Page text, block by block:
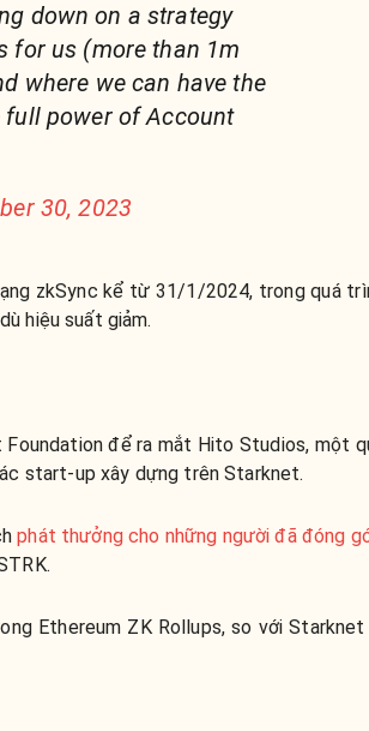
down on a strategy
for us (more than 1m
where we can have the
power of Account
30, 2023
zkSync kể từ 31/1/2024, trong quá
hiệu suất giảm.
để ra mắt Hito Studios, một
start-up xây dựng trên Starknet.
phát thưởng cho những người đã đóng
Ethereum ZK Rollups, so với